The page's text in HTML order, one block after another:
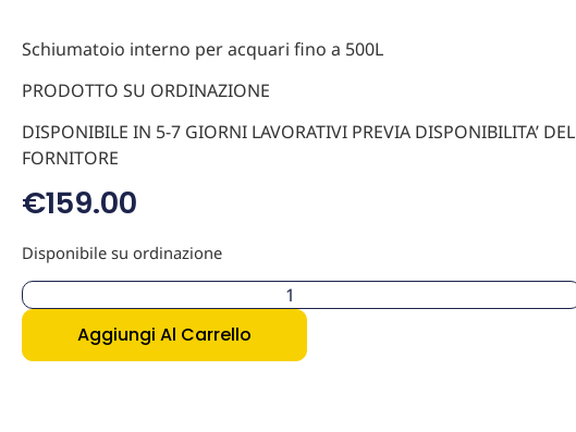
Schiumatoio interno per acquari fino a 500L
PRODOTTO SU ORDINAZIONE
DISPONIBILE IN 5-7 GIORNI LAVORATIVI PREVIA DISPONIBILITA’ DEL
FORNITORE
€159.00
Disponibile su ordinazione
Aggiungi Al Carrello